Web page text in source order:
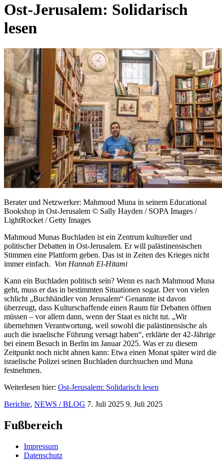
Ost-Jerusalem: Solidarisch
lesen
Berater und Netzwerker: Mahmoud Muna in seinem Educational
Bookshop in Ost-Jerusalem © Sally Hayden / SOPA Images /
LightRocket / Getty Images
Mahmoud Munas Buchladen ist ein Zentrum kultureller und
politischer Debatten in Ost-Jerusalem. Er will palästinensischen
Stimmen eine Plattform geben. Das ist in Zeiten des Krieges nicht
immer einfach. Von Hannah El-Hitami
Kann ein Buchladen politisch sein? Wenn es nach Mahmoud Muna
geht, muss er das in bestimmten Situationen sogar. Der von vielen
schlicht „Buchhändler von Jerusalem“ Genannte ist davon
überzeugt, dass Kulturschaffende einen Raum für Debatten öffnen
müssen – vor allem dann, wenn der Staat es nicht tut. „Wir
übernehmen Verantwortung, weil sowohl die palästinensische als
auch die israelische Führung versagt haben“, erklärte der 42-Jährige
bei einem Besuch in Berlin im Januar 2025. Was er zu diesem
Zeitpunkt noch nicht ahnen kann: Etwa einen Monat ­später wird die
israelische Polizei seinen Buchladen durchsuchen und Muna
festnehmen.
Weiterlesen hier: Ost-Jerusalem: Solidarisch lesen
Berichte, NEWS / BLOG 7. Juli 2025 9. Juli 2025
Fußbereich
Impressum
Datenschutz